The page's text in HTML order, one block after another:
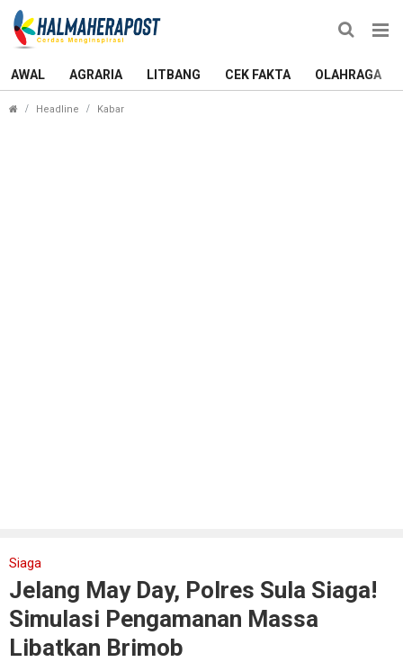
AWAL AGRARIA LITBANG CEK FAKTA OLAHRAGA
Headline Kabar
Siaga
Jelang May Day, Polres Sula Siaga!
Simulasi Pengamanan Massa
Libatkan Brimob